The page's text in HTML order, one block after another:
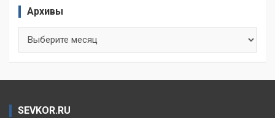
Архивы
SEVKOR.RU